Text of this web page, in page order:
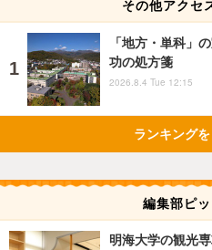
その他アクセ
「地方・単科」
功の処方箋
2026.8.4 Tue 12:15
ランキング
編集部ピ
明海大学の観光